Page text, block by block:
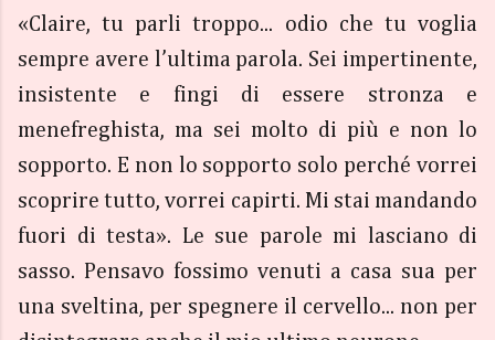
«Claire, tu parli troppo... odio che tu voglia
sempre avere l’ultima parola. Sei impertinente,
insistente e fingi di essere stronza e
menefreghista, ma sei molto di più e non lo
sopporto. E non lo sopporto solo perché vorrei
scoprire tutto, vorrei capirti. Mi stai mandando
fuori di testa». Le sue parole mi lasciano di
sasso. Pensavo fossimo venuti a casa sua per
una sveltina, per spegnere il cervello... non per